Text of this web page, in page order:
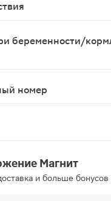
беременности/
номер
Магнит
и больше бонусов